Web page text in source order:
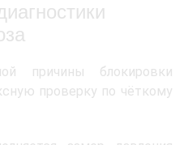
причины блокировки
проверку по чёткому